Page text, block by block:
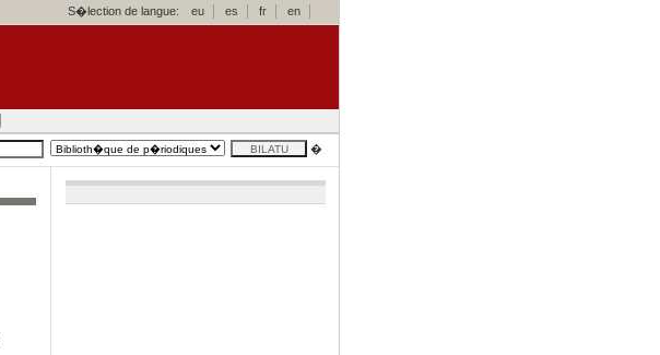
S�lection de langue: eu es fr en
�